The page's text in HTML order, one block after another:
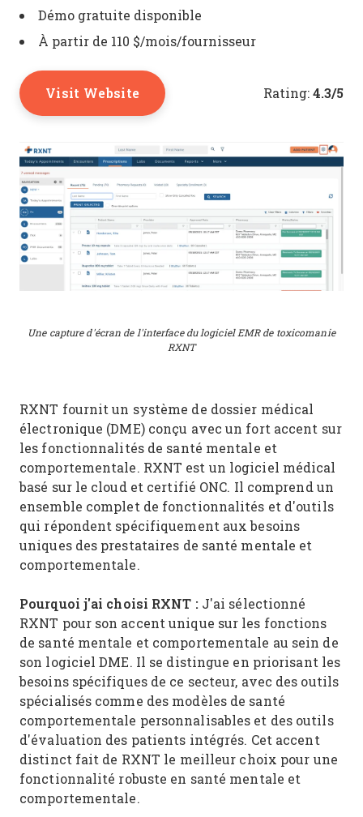
Démo gratuite disponible
À partir de 110 $/mois/fournisseur
Visit Website Rating:4.3/5
Une capture d'écran de l'interface du logiciel EMR de toxicomanie
RXNT
RXNT fournit un système de dossier médical
électronique (DME) conçu avec un fort accent sur
les fonctionnalités de santé mentale et
comportementale. RXNT est un logiciel médical
basé sur le cloud et certifié ONC. Il comprend un
ensemble complet de fonctionnalités et d'outils
qui répondent spécifiquement aux besoins
uniques des prestataires de santé mentale et
comportementale.
Pourquoi j'ai choisi RXNT : J'ai sélectionné
RXNT pour son accent unique sur les fonctions
de santé mentale et comportementale au sein de
son logiciel DME. Il se distingue en priorisant les
besoins spécifiques de ce secteur, avec des outils
spécialisés comme des modèles de santé
comportementale personnalisables et des outils
d'évaluation des patients intégrés. Cet accent
distinct fait de RXNT le meilleur choix pour une
fonctionnalité robuste en santé mentale et
comportementale.